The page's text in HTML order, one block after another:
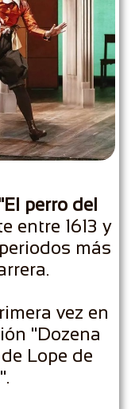
perro del
entre 1613 y
más
vez en
"Dozena
Lope de